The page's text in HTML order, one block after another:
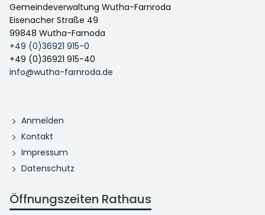
Gemeindeverwaltung Wutha-Farnroda
Eisenacher Straße 49
99848 Wutha-Farnoda
+49 (0)36921 915-0
+49 (0)36921 915-40
info@wutha-farnroda.de
Anmelden
Kontakt
Impressum
Datenschutz
Öffnungszeiten Rathaus